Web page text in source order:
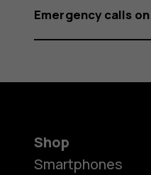
Emergency calls
Shop
Smartphones